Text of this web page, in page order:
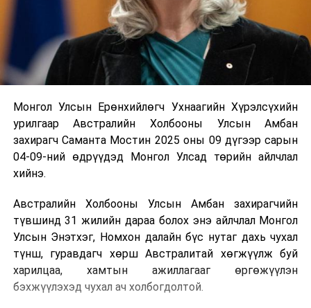
Монгол Улсын Ерөнхийлөгч Ухнаагийн Хүрэлсүхийн
урилгаар Австралийн Холбооны Улсын Амбан
захирагч Саманта Мостин 2025 оны 09 дүгээр сарын
04-09-ний өдрүүдэд Монгол Улсад төрийн айлчлал
хийнэ.
Австралийн Холбооны Улсын Амбан захирагчийн
түвшинд 31 жилийн дараа болох энэ айлчлал Монгол
Улсын Энэтхэг, Номхон далайн бүс нутаг дахь чухал
түнш, гуравдагч хөрш Австралитай хөгжүүлж буй
харилцаа, хамтын ажиллагааг өргөжүүлэн
бэхжүүлэхэд чухал ач холбогдолтой.